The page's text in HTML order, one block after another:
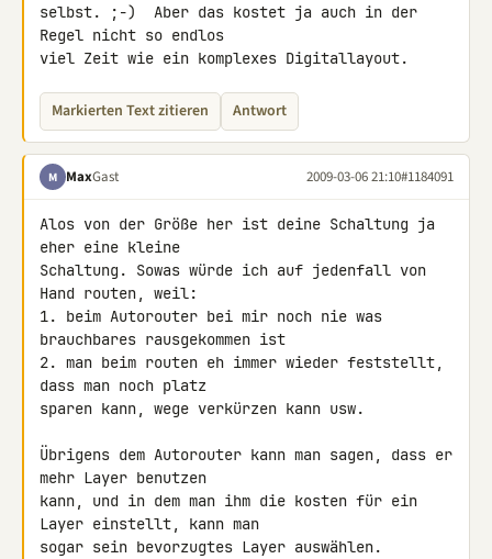
selbst. ;-)  Aber das kostet ja auch in der
Regel nicht so endlos
viel Zeit wie ein komplexes Digitallayout.
Markierten Text zitieren Antwort
M MaxGast 2009-03-06 21:10#1184091
Alos von der Größe her ist deine Schaltung ja
eher eine kleine
Schaltung. Sowas würde ich auf jedenfall von
Hand routen, weil:
1. beim Autorouter bei mir noch nie was
brauchbares rausgekommen ist
2. man beim routen eh immer wieder feststellt,
dass man noch platz
sparen kann, wege verkürzen kann usw.
Übrigens dem Autorouter kann man sagen, dass er
mehr Layer benutzen
kann, und in dem man ihm die kosten für ein
Layer einstellt, kann man
sogar sein bevorzugtes Layer auswählen.